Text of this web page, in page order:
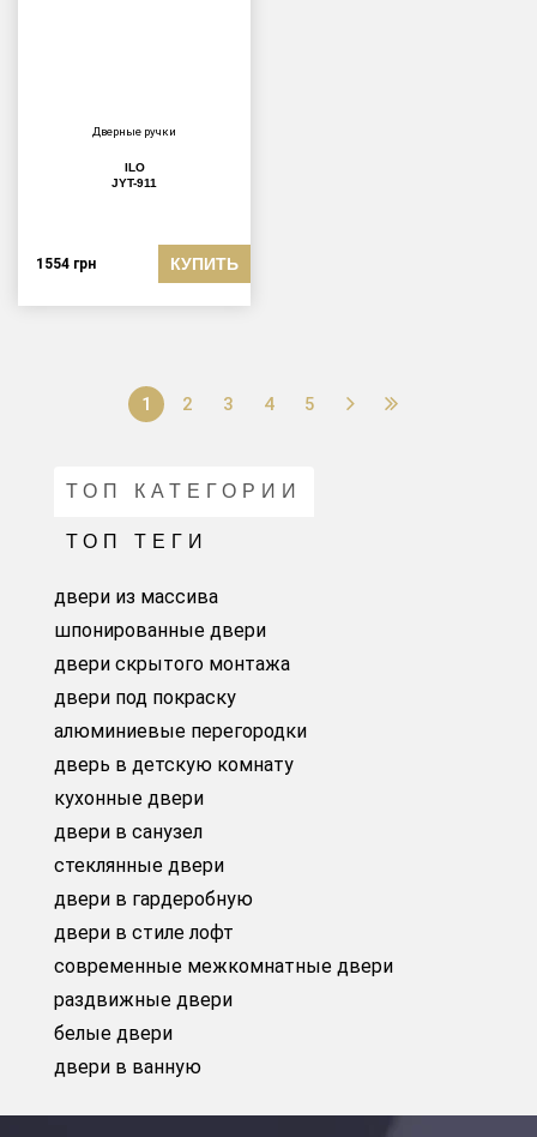
Дверные ручки
ILO
JYT-911
1554 грн КУПИТЬ
1 2 3 4 5
ТОП КАТЕГОРИИ
ТОП ТЕГИ
двери из массива
шпонированные двери
двери скрытого монтажа
двери под покраску
алюминиевые перегородки
дверь в детскую комнату
кухонные двери
двери в санузел
стеклянные двери
двери в гардеробную
двери в стиле лофт
современные межкомнатные двери
раздвижные двери
белые двери
двери в ванную